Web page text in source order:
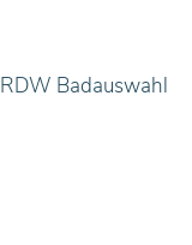
RDW Badauswahl